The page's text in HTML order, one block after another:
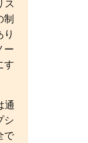
ス
制
り
ー
す
通
シ
で